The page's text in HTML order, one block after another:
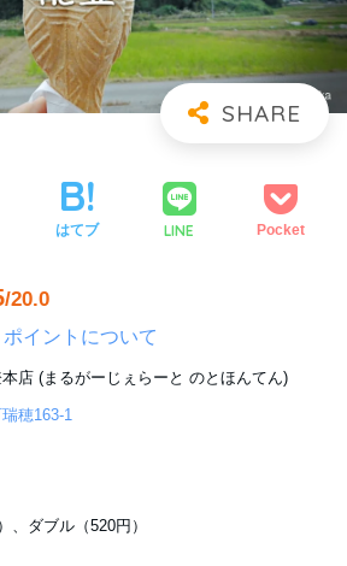
はてブ LINE Pocket
/20.0
ポイントについて
店 (まるがーじぇらーと のとほんてん)
穂163-1
、ダブル（520円）